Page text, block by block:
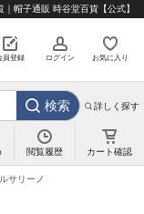
｜帽子通販 時谷堂百貨【公式】
員登録 ログイン お気に入り
検索 詳しく探す
閲覧履歴 カート確認
サリーノ